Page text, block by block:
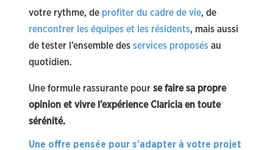
votre rythme, de profiter du cadre de vie, de
rencontrer les équipes et les résidents, mais aussi
de tester l’ensemble des services proposésau
quotidien.
Une formule rassurante pour se faire sa propre
opinion et vivre l’expérience Claricia en toute
sérénité.
Une offre pensée pour s’adapter à votre projet